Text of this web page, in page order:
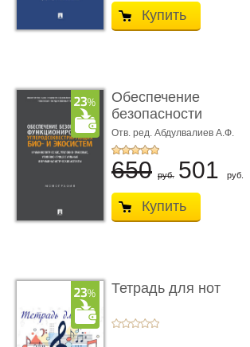
Купить
Обеспечение
безопасности
функционирования уг
...
Отв. ред. Абдулвалиев А.Ф.
650 руб. 501 руб.
Купить
Тетрадь для нот